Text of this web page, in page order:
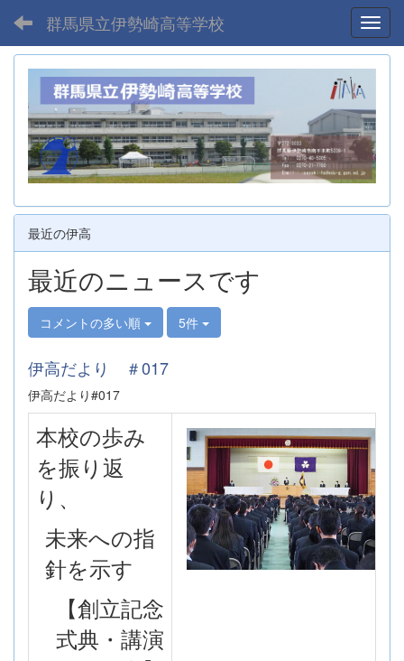
群馬県立伊勢崎高等学校
最近の伊高
最近のニュースです
コメントの多い順 5件
伊高だより ＃017
伊高だより#017
本校の歩み
を振り返
り、
未来への指
針を示す
【創立記念
式典・講演